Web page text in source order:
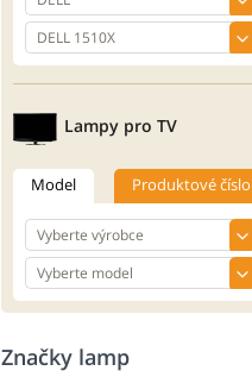
Lampy pro TV
Model Produktové číslo
Značky lamp